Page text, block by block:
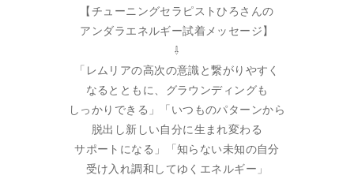
【チューニングセラピストひろさんの
アンダラエネルギー試着メッセージ】
⇩
「レムリアの高次の意識と繋がりやすく
なるとともに、グラウンディングも
しっかりできる」「いつものパターンから
脱出し新しい自分に生まれ変わる
サポートになる」「知らない未知の自分
受け入れ調和してゆくエネルギー」